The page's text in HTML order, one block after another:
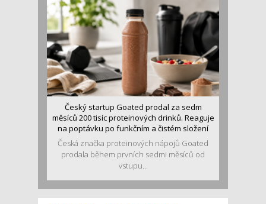
Český startup Goated prodal za sedm
měsíců 200 tisíc proteinových drinků. Reaguje
na poptávku po funkčním a čistém složení
Česká značka proteinových nápojů Goated
prodala během prvních sedmi měsíců od
vstupu...